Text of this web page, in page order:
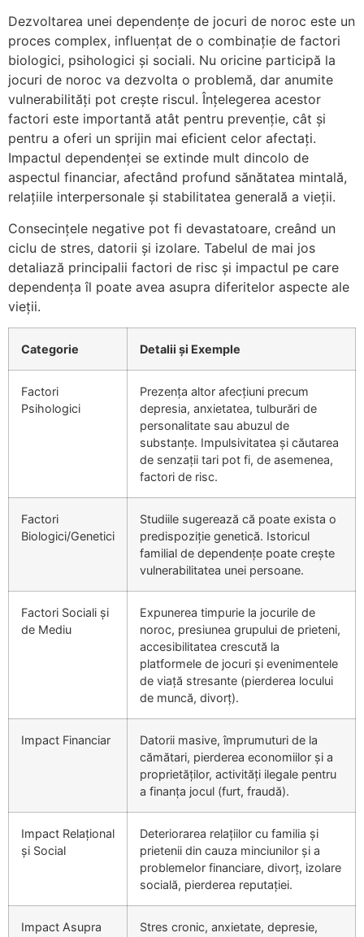
Dezvoltarea unei dependențe de jocuri de noroc este un
proces complex, influențat de o combinație de factori
biologici, psihologici și sociali. Nu oricine participă la
jocuri de noroc va dezvolta o problemă, dar anumite
vulnerabilități pot crește riscul. Înțelegerea acestor
factori este importantă atât pentru prevenție, cât și
pentru a oferi un sprijin mai eficient celor afectați.
Impactul dependenței se extinde mult dincolo de
aspectul financiar, afectând profund sănătatea mintală,
relațiile interpersonale și stabilitatea generală a vieții.
Consecințele negative pot fi devastatoare, creând un
ciclu de stres, datorii și izolare. Tabelul de mai jos
detaliază principalii factori de risc și impactul pe care
dependența îl poate avea asupra diferitelor aspecte ale
vieții.
Categorie Detalii și Exemple
Factori
Psihologici
Prezența altor afecțiuni precum
depresia, anxietatea, tulburări de
personalitate sau abuzul de
substanțe. Impulsivitatea și căutarea
de senzații tari pot fi, de asemenea,
factori de risc.
Factori
Biologici/Genetici
Studiile sugerează că poate exista o
predispoziție genetică. Istoricul
familial de dependențe poate crește
vulnerabilitatea unei persoane.
Factori Sociali și
de Mediu
Expunerea timpurie la jocurile de
noroc, presiunea grupului de prieteni,
accesibilitatea crescută la
platformele de jocuri și evenimentele
de viață stresante (pierderea locului
de muncă, divorț).
Impact Financiar
Datorii masive, împrumuturi de la
cămătari, pierderea economiilor și a
proprietăților, activități ilegale pentru
a finanța jocul (furt, fraudă).
Impact Relațional
și Social
Deteriorarea relațiilor cu familia și
prietenii din cauza minciunilor și a
problemelor financiare, divorț, izolare
socială, pierderea reputației.
Impact Asupra Stres cronic, anxietate, depresie,